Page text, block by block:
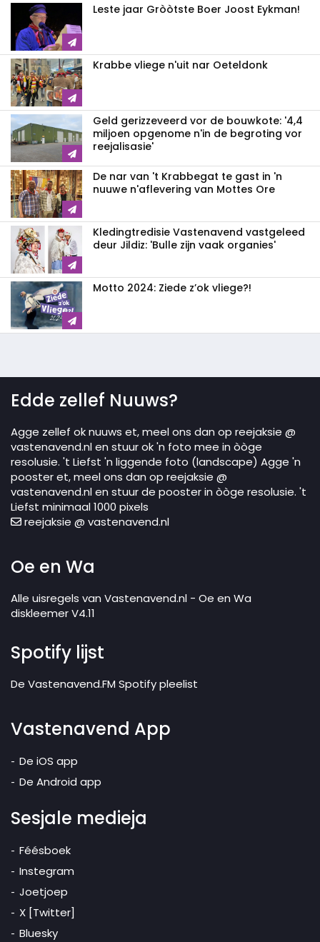
Leste jaar Gròòtste Boer Joost Eykman!
Krabbe vliege n'uit nar Oeteldonk
Geld gerizzeveerd vor de bouwkote: '4,4
miljoen opgenome n'in de begroting vor
reejalisasie'
De nar van 't Krabbegat te gast in 'n
nuuwe n'aflevering van Mottes Ore
Kledingtredisie Vastenavend vastgeleed
deur Jildiz: 'Bulle zijn vaak organies'
Motto 2024: Ziede z’ok vliege?!
Edde zellef Nuuws?
Agge zellef ok nuuws et, meel ons dan op reejaksie @
vastenavend.nl en stuur ok 'n foto mee in òòge
resolusie. 't Liefst 'n liggende foto (landscape) Agge 'n
pooster et, meel ons dan op reejaksie @
vastenavend.nl en stuur de pooster in òòge resolusie. 't
Liefst minimaal 1000 pixels
reejaksie @ vastenavend.nl
Oe en Wa
Alle uisregels van Vastenavend.nl - Oe en Wa
diskleemer V4.11
Spotify lijst
De Vastenavend.FM Spotify pleelist
Vastenavend App
De iOS app
De Android app
Sesjale medieja
Féésboek
Instegram
Joetjoep
X [Twitter]
Bluesky